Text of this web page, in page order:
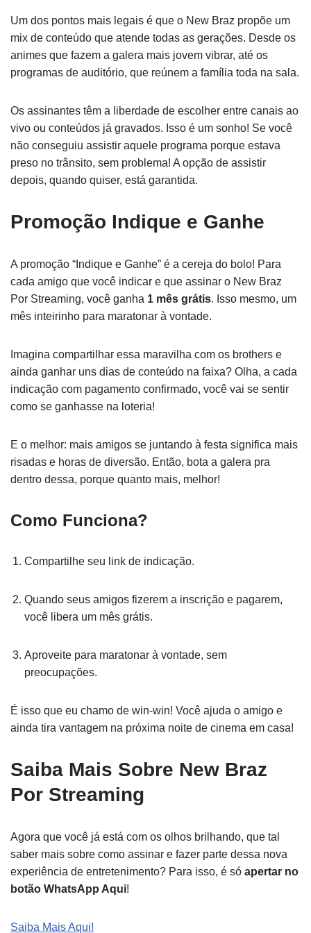
Um dos pontos mais legais é que o New Braz propõe um
mix de conteúdo que atende todas as gerações. Desde os
animes que fazem a galera mais jovem vibrar, até os
programas de auditório, que reúnem a família toda na sala.
Os assinantes têm a liberdade de escolher entre canais ao
vivo ou conteúdos já gravados. Isso é um sonho! Se você
não conseguiu assistir aquele programa porque estava
preso no trânsito, sem problema! A opção de assistir
depois, quando quiser, está garantida.
Promoção Indique e Ganhe
A promoção “Indique e Ganhe” é a cereja do bolo! Para
cada amigo que você indicar e que assinar o New Braz
Por Streaming, você ganha 1 mês grátis. Isso mesmo, um
mês inteirinho para maratonar à vontade.
Imagina compartilhar essa maravilha com os brothers e
ainda ganhar uns dias de conteúdo na faixa? Olha, a cada
indicação com pagamento confirmado, você vai se sentir
como se ganhasse na loteria!
E o melhor: mais amigos se juntando à festa significa mais
risadas e horas de diversão. Então, bota a galera pra
dentro dessa, porque quanto mais, melhor!
Como Funciona?
Compartilhe seu link de indicação.
Quando seus amigos fizerem a inscrição e pagarem,
você libera um mês grátis.
Aproveite para maratonar à vontade, sem
preocupações.
É isso que eu chamo de win-win! Você ajuda o amigo e
ainda tira vantagem na próxima noite de cinema em casa!
Saiba Mais Sobre New Braz
Por Streaming
Agora que você já está com os olhos brilhando, que tal
saber mais sobre como assinar e fazer parte dessa nova
experiência de entretenimento? Para isso, é só apertar no
botão WhatsApp Aqui!
Saiba Mais Aqui!